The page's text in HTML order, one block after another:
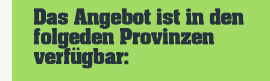
Das Angebot ist in den
folgeden Provinzen
verfügbar: